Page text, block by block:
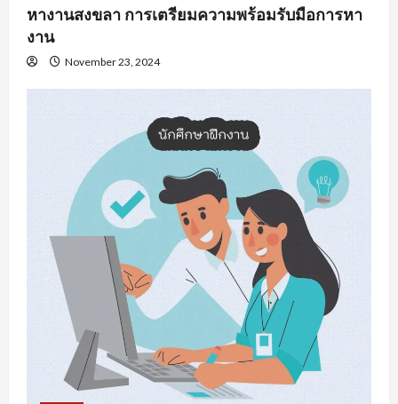
หางานสงขลา การเตรียมความพร้อมรับมือการหา
งาน
November 23, 2024